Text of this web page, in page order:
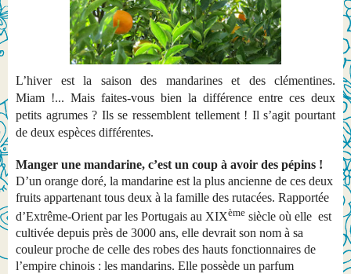
L’hiver est la saison des mandarines et des clémentines.
Miam !... Mais faites-vous bien la différence entre ces deux
petits agrumes ? Ils se ressemblent tellement ! Il s’agit pourtant
de deux espèces différentes.
Manger une mandarine, c’est un coup à avoir des pépins !
D’un orange doré, la mandarine est la plus ancienne de ces deux
fruits appartenant tous deux à la famille des rutacées. Rapportée
d’Extrême-Orient par les Portugais au XIXème siècle où elle est
cultivée depuis près de 3000 ans, elle devrait son nom à sa
couleur proche de celle des robes des hauts fonctionnaires de
l’empire chinois : les mandarins. Elle possède un parfum